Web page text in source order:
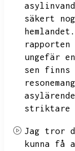
säkert
hemlandet.
ungefär
sen finns
striktare
Jag tror
kunna få